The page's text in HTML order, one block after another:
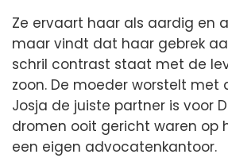
Ze ervaart haar als aardig en
maar vindt dat haar gebrek
schril contrast staat met de
zoon. De moeder worstelt met
Josja de juiste partner is voor
dromen ooit gericht waren op
een eigen advocatenkantoor.